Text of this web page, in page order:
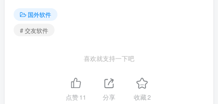
国外软件
# 交友软件
喜欢就支持一下吧
点赞11 分享 收藏2